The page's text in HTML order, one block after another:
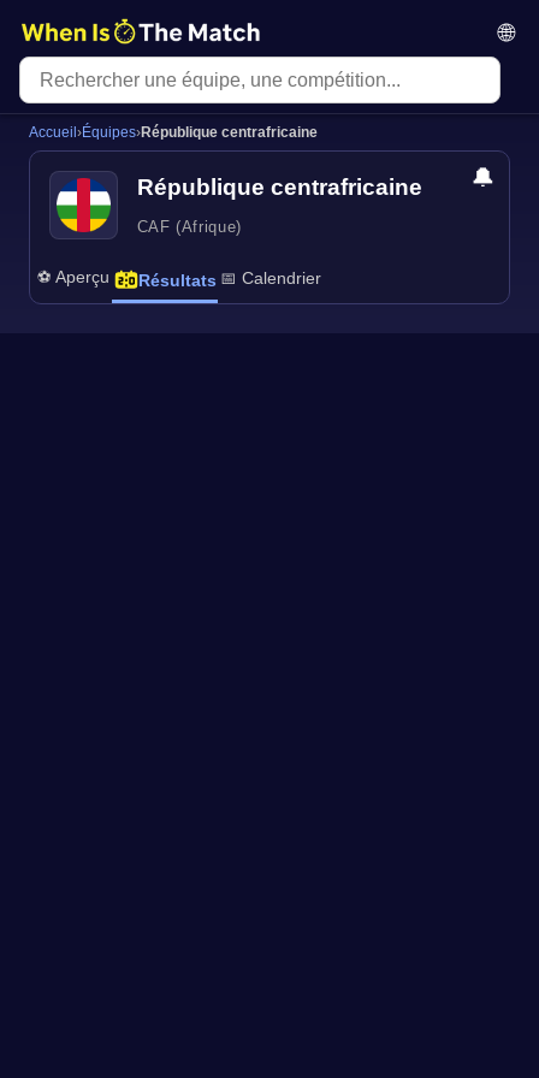
🌐
Accueil ›Équipes›République centrafricaine
République centrafricaine
CAF (Afrique)
🔔
⚽ Aperçu Résultats 📅 Calendrier